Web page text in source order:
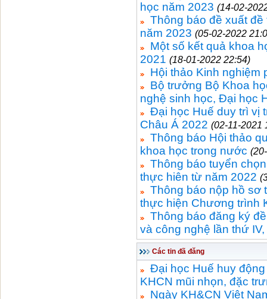
học năm 2023 (14-02-
Thông báo đề xuất
năm 2023 (05-02-2022
Một số kết quả khoa
2021 (18-01-2022 22:54)
Hội thảo Kinh nghiệm
Bộ trưởng Bộ Khoa
nghệ sinh học, Đại học
Đại học Huế duy trì vị
Châu Á 2022 (02-11-2021
Thông báo Hội thảo
khoa học trong nước
Thông báo tuyển
thực hiên từ năm 2022
Thông báo nộp hồ sơ
thực hiện Chương trình
Thông báo đăng ký
và công nghệ lần thứ
Các tin đã đăng
Đại học Huế huy
KHCN mũi nhọn, đặc
Ngày KH&CN Việt